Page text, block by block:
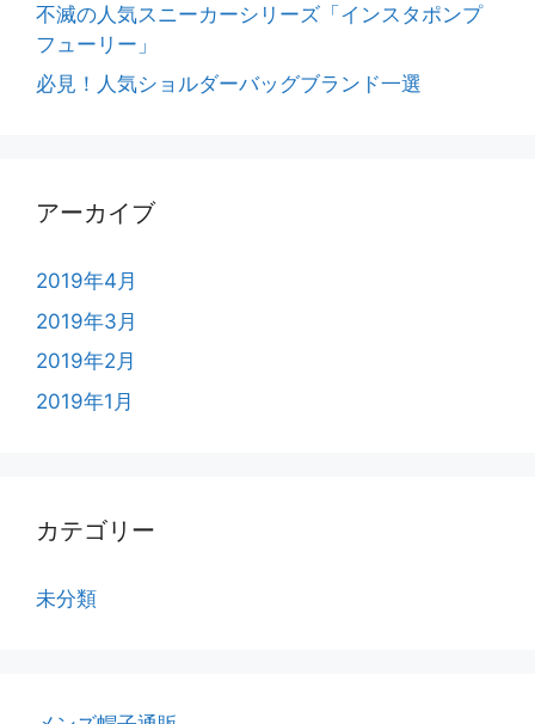
不滅の人気スニーカーシリーズ「インスタポンプ
フューリー」
必見！人気ショルダーバッグブランド一選
アーカイブ
2019年4月
2019年3月
2019年2月
2019年1月
カテゴリー
未分類